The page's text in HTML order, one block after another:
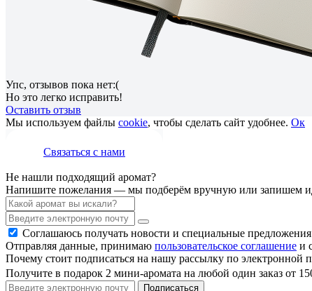
Упс, отзывов пока нет:(
Но это легко исправить!
Оставить отзыв
Мы используем файлы cookie, чтобы сделать сайт удобнее. Ок
Связаться с нами
Не нашли подходящий аромат?
Напишите пожелания — мы подберём вручную или запишем
Соглашаюсь получать новости и специальные предложения
Отправляя данные, принимаю пользовательское соглашение и
Почему стоит подписаться на нашу рассылку по электронной
Получите в подарок 2 мини-аромата на любой один заказ от
Подписаться